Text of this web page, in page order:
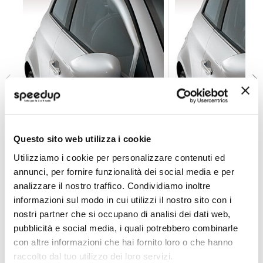
Questo sito web utilizza i cookie
Utilizziamo i cookie per personalizzare contenuti ed
annunci, per fornire funzionalità dei social media e per
analizzare il nostro traffico. Condividiamo inoltre
informazioni sul modo in cui utilizzi il nostro sito con i
nostri partner che si occupano di analisi dei dati web,
pubblicità e social media, i quali potrebbero combinarle
con altre informazioni che hai fornito loro o che hanno
raccolto dal tuo utilizzo dei loro servizi.
Deflettore aria - pioggia Mixer Hyundai H1 2008> -
PARIMOR
Prezzo
speciale
65,30 € -25%
Spedizione gratuita!
Deflettore aria -
Prezzo
speciale
65,30 € -25%
Spedizione gratuita!